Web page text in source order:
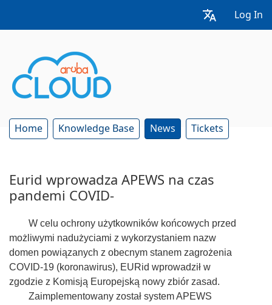
Log In
Home Knowledge Base News Tickets
Eurid wprowadza APEWS na czas
pandemi COVID-
W celu ochrony użytkowników końcowych przed
możliwymi nadużyciami z wykorzystaniem nazw
domen powiązanych z obecnym stanem zagrożenia
COVID-19 (koronawirus), EURid wprowadził w
zgodzie z Komisją Europejską nowy zbiór zasad.
Zaimplementowany został system APEWS